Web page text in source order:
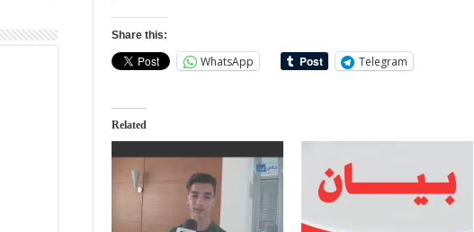
Share this:
WhatsApp Telegram
Related